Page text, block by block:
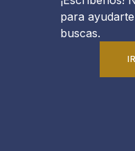
para
buscas.